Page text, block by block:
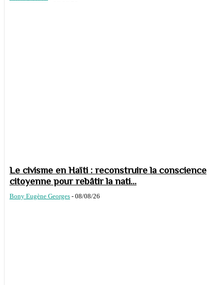
Le civisme en Haïti : reconstruire la conscience
citoyenne pour rebâtir la nati...
Bony Eugène Georges - 08/08/26